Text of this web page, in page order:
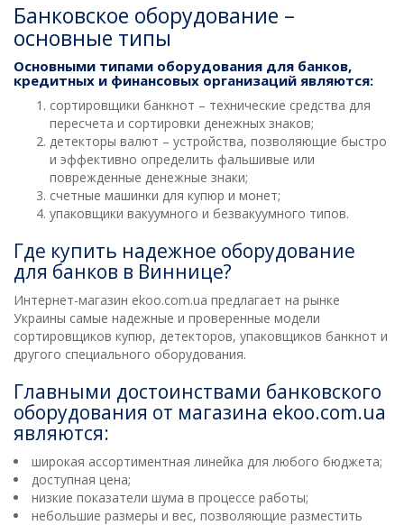
Банковское оборудование –
основные типы
Основными типами оборудования для банков,
кредитных и финансовых организаций являются:
сортировщики банкнот – технические средства для
пересчета и сортировки денежных знаков;
детекторы валют – устройства, позволяющие быстро
и эффективно определить фальшивые или
поврежденные денежные знаки;
счетные машинки для купюр и монет;
упаковщики вакуумного и безвакуумного типов.
Где купить надежное оборудование
для банков в Виннице?
Интернет-магазин ekoo.com.ua предлагает на рынке
Украины самые надежные и проверенные модели
сортировщиков купюр, детекторов, упаковщиков банкнот и
другого специального оборудования.
Главными достоинствами банковского
оборудования от магазина ekoo.com.ua
являются:
широкая ассортиментная линейка для любого бюджета;
доступная цена;
низкие показатели шума в процессе работы;
небольшие размеры и вес, позволяющие разместить